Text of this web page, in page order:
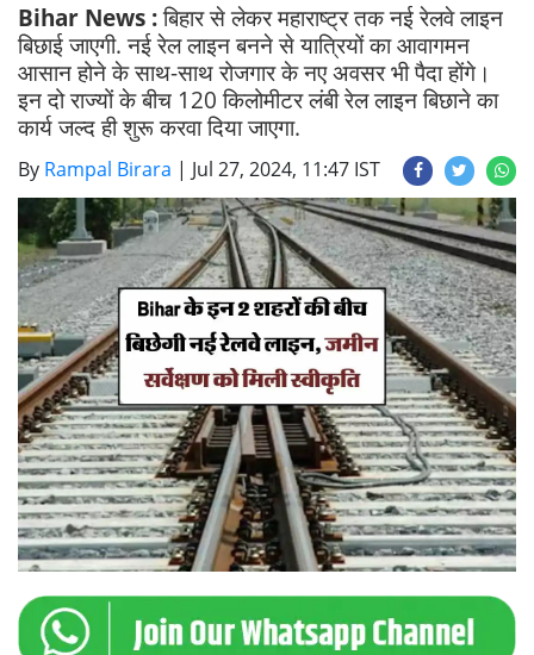
Bihar News :बिहार से लेकर महाराष्ट्र तक नई रेलवे लाइन
बिछाई जाएगी. नई रेल लाइन बनने से यात्रियों का आवागमन
आसान होने के साथ-साथ रोजगार के नए अवसर भी पैदा होंगे।
इन दो राज्यों के बीच 120 किलोमीटर लंबी रेल लाइन बिछाने का
कार्य जल्द ही शुरू करवा दिया जाएगा.
By Rampal Birara | Jul 27, 2024, 11:47 IST